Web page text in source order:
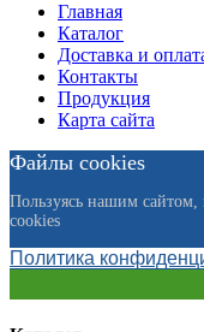
Главная
Каталог
Доставка и
Контакты
Продукция
Карта сайта
Файлы cookies
Пользуясь нашим сайтом,
cookies
Политика